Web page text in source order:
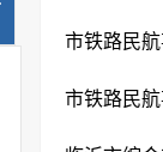
市铁路民
市铁路民